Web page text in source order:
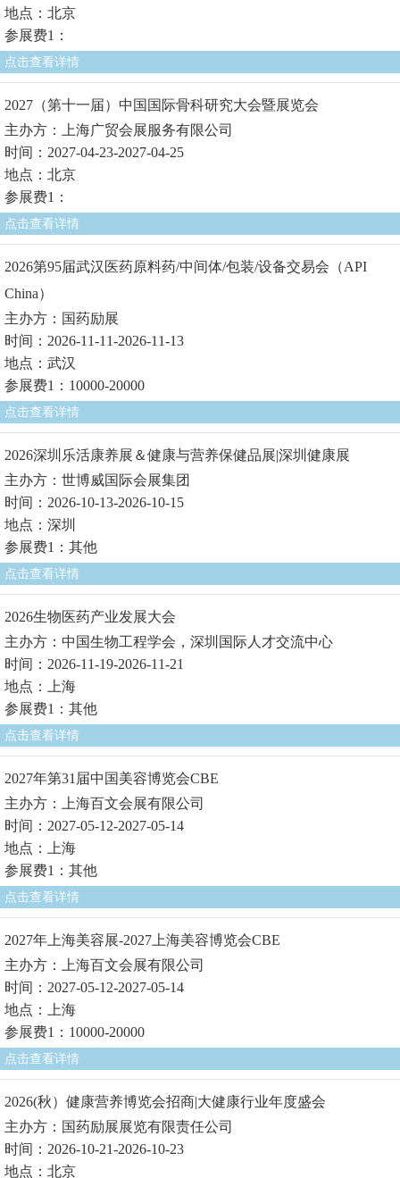
地点：北京
参展费1：
点击查看详情
2027（第十一届）中国国际骨科研究大会暨展览会
主办方：上海广贸会展服务有限公司
时间：2027-04-23-2027-04-25
地点：北京
参展费1：
点击查看详情
2026第95届武汉医药原料药/中间体/包装/设备交易会（API
China）
主办方：国药励展
时间：2026-11-11-2026-11-13
地点：武汉
参展费1：10000-20000
点击查看详情
2026深圳乐活康养展＆健康与营养保健品展|深圳健康展
主办方：世博威国际会展集团
时间：2026-10-13-2026-10-15
地点：深圳
参展费1：其他
点击查看详情
2026生物医药产业发展大会
主办方：中国生物工程学会，深圳国际人才交流中心
时间：2026-11-19-2026-11-21
地点：上海
参展费1：其他
点击查看详情
2027年第31届中国美容博览会CBE
主办方：上海百文会展有限公司
时间：2027-05-12-2027-05-14
地点：上海
参展费1：其他
点击查看详情
2027年上海美容展-2027上海美容博览会CBE
主办方：上海百文会展有限公司
时间：2027-05-12-2027-05-14
地点：上海
参展费1：10000-20000
点击查看详情
2026(秋）健康营养博览会招商|大健康行业年度盛会
主办方：国药励展展览有限责任公司
时间：2026-10-21-2026-10-23
地点：北京